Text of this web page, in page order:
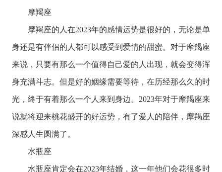
摩羯座
摩羯座的人在2023年的感情运势是很好的，无论是单
身还是有伴侣的人都可以感受到爱情的甜蜜。对于摩羯座
来说，只要有那么一个值得自己爱的人出现，就会变得浑
身充满斗志。但是好的姻缘需要等待，在历经那么久的时
光，终于有着那么一个人来到身边。2023年对于摩羯座来
说就将迎来桃花盛开的好运势，有了爱人的陪伴，摩羯座
深感人生圆满了。
水瓶座
水瓶座肯定会在2023年结婚，这一年他们会花很多时